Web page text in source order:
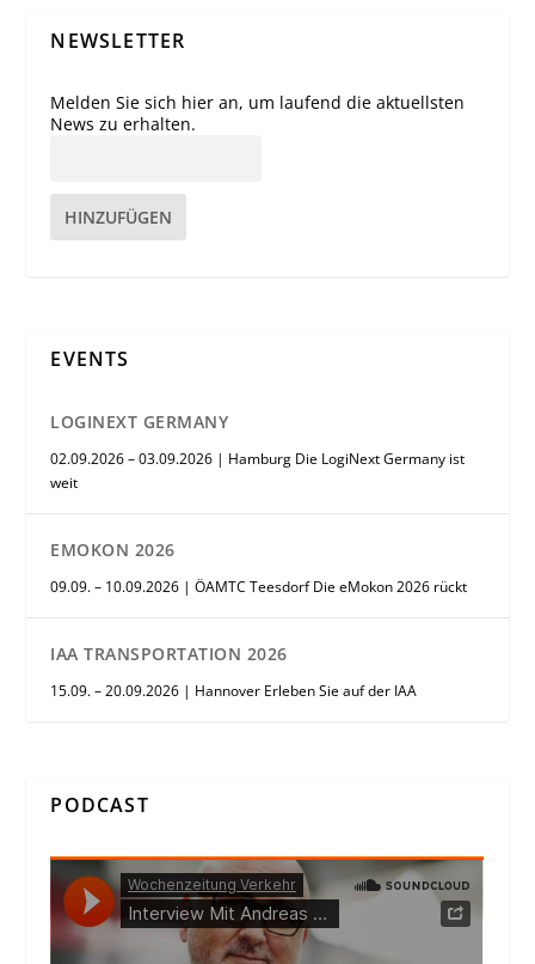
NEWSLETTER
Melden Sie sich hier an, um laufend die aktuellsten
News zu erhalten.
HINZUFÜGEN
EVENTS
LOGINEXT GERMANY
02.09.2026 – 03.09.2026 | Hamburg Die LogiNext Germany ist
weit
EMOKON 2026
09.09. – 10.09.2026 | ÖAMTC Teesdorf Die eMokon 2026 rückt
IAA TRANSPORTATION 2026
15.09. – 20.09.2026 | Hannover Erleben Sie auf der IAA
PODCAST